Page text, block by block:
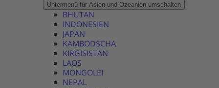
Untermenü für Asien und Ozeanien umschalten
BHUTAN
INDONESIEN
JAPAN
KAMBODSCHA
KIRGISISTAN
LAOS
MONGOLEI
NEPAL